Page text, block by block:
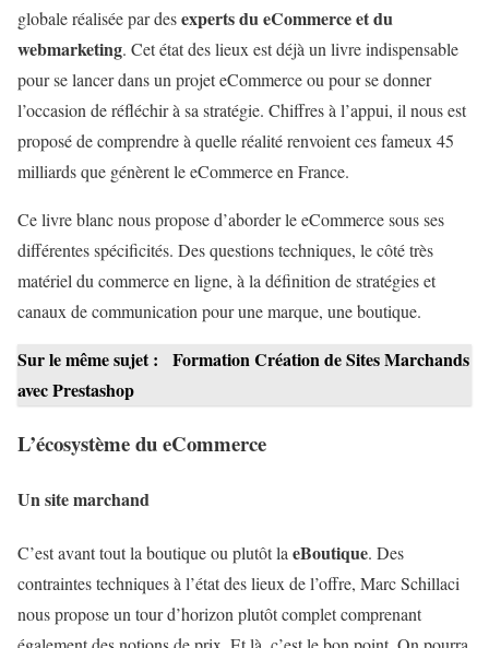
globale réalisée par desexperts du eCommerce et du
webmarketing. Cet état des lieux est déjà un livre indispensable
pour se lancer dans un projet eCommerce ou pour se donner
l’occasion de réfléchir à sa stratégie. Chiffres à l’appui, il nous est
proposé de comprendre à quelle réalité renvoient ces fameux 45
milliards que génèrent le eCommerce en France.
Ce livre blanc nous propose d’aborder le eCommerce sous ses
différentes spécificités. Des questions techniques, le côté très
matériel du commerce en ligne, à la définition de stratégies et
canaux de communication pour une marque, une boutique.
Sur le même sujet :
Formation Création de Sites Marchands
avec Prestashop
L’écosystème du eCommerce
Un site marchand
C’est avant tout la boutique ou plutôt la eBoutique. Des
contraintes techniques à l’état des lieux de l’offre, Marc Schillaci
nous propose un tour d’horizon plutôt complet comprenant